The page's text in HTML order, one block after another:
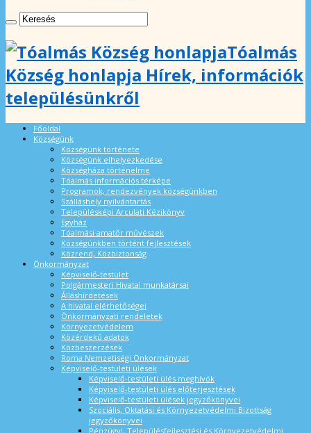
Tóalmás
Község honlapja Hírek, információk
településünkről
Főoldal
Községünk
Községünk története
Községünk elhelyezkedése
Községháza történelme
Tóalmás információs térképe
Programok, rendezvények községünkben
Szálláshely nyilvántartás
Településképi Arculati Kézikönyv
Egyház
Tóalmási amatőr művészek
Községünkben történt fejlesztések
Közrend, Közbiztonság
Önkormányzat
Képviselő-testület
Polgármesteri Hivatal munkatársai
Álláshirdetések
A hivatal elérhetőségei
Önkormányzati rendeletek
Környezetvédelem
Közérdekű adatok
Közbeszerzések
Roma Nemzetiségi Önkormányzat
Képviselő-testületi ülések
Képviselő-testületi ülés meghívók
Képviselő-testületi ülés előterjesztések
Képviselő-testületi ülések jegyzőkönyvei
Szociális, Oktatási és Környezetvédelmi Bizottság
jegyzőkönyvei
Pénzügyi, Településfejlesztési és Környezetvédelmi